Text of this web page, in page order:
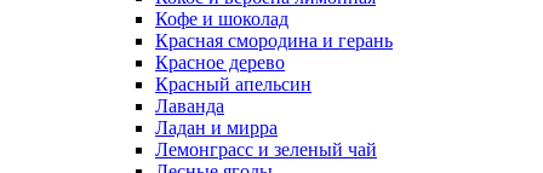
Кофе и шоколад
Красная смородина и герань
Красное дерево
Красный апельсин
Лаванда
Ладан и мирра
Лемонграсс и зеленый чай